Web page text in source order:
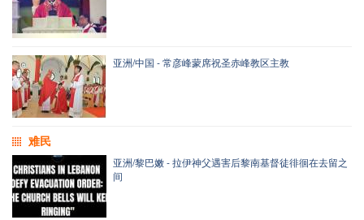
亚洲/中国 - 常彦峰蒙席祝圣赤峰教区主教
难民
亚洲/黎巴嫩 - 拉伊神父遇害后黎南基督徒徘徊在去留之
间